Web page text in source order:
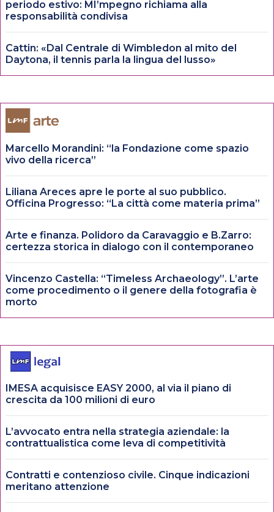
periodo estivo: MI’mpegno richiama alla
responsabilità condivisa
Cattin: «Dal Centrale di Wimbledon al mito del
Daytona, il tennis parla la lingua del lusso»
Marcello Morandini: “la Fondazione come spazio
vivo della ricerca”
Liliana Areces apre le porte al suo pubblico.
Officina Progresso: “La città come materia prima”
Arte e finanza. Polidoro da Caravaggio e B.Zarro:
certezza storica in dialogo con il contemporaneo
Vincenzo Castella: “Timeless Archaeology”. L’arte
come procedimento o il genere della fotografia è
morto
IMESA acquisisce EASY 2000, al via il piano di
crescita da 100 milioni di euro
L’avvocato entra nella strategia aziendale: la
contrattualistica come leva di competitività
Contratti e contenzioso civile. Cinque indicazioni
meritano attenzione